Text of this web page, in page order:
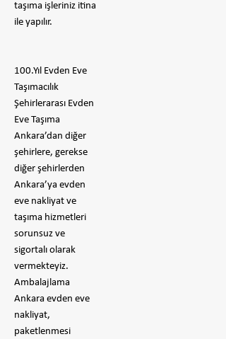
taşıma işleriniz itina
ile yapılır.
100.Yıl Evden Eve
Taşımacılık
Şehirlerarası Evden
Eve Taşıma
Ankara’dan diğer
şehirlere, gerekse
diğer şehirlerden
Ankara’ya evden
eve nakliyat ve
taşıma hizmetleri
sorunsuz ve
sigortalı olarak
vermekteyiz.
Ambalajlama
Ankara evden eve
nakliyat,
paketlenmesi